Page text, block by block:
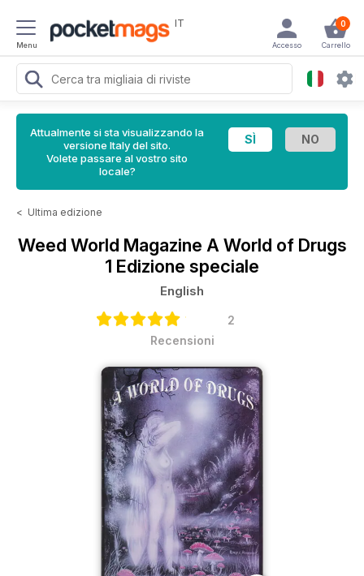
Menu
IT 0
Carrello
Accesso
Attualmente si sta visualizzando la
versione Italy del sito.
Volete passare al vostro sito
locale?
< Ultima edizione
Weed World Magazine A World of Drugs
1 Edizione speciale
English
2
Recensioni